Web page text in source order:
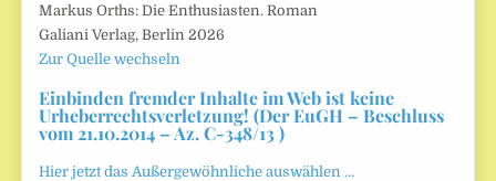
Markus Orths: Die Enthusiasten. Roman
Galiani Verlag, Berlin 2026
Zur Quelle wechseln
Einbinden fremder Inhalte im Web ist keine
Urheberrechtsverletzung! (Der EuGH – Beschluss
vom 21.10.2014 – Az. C-348/13 )
Hier jetzt das Außergewöhnliche auswählen …